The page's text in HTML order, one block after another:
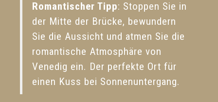
Romantischer Tipp: Stoppen Sie in
der Mitte der Brücke, bewundern
Sie die Aussicht und atmen Sie die
romantische Atmosphäre von
Venedig ein. Der perfekte Ort für
einen Kuss bei Sonnenuntergang.